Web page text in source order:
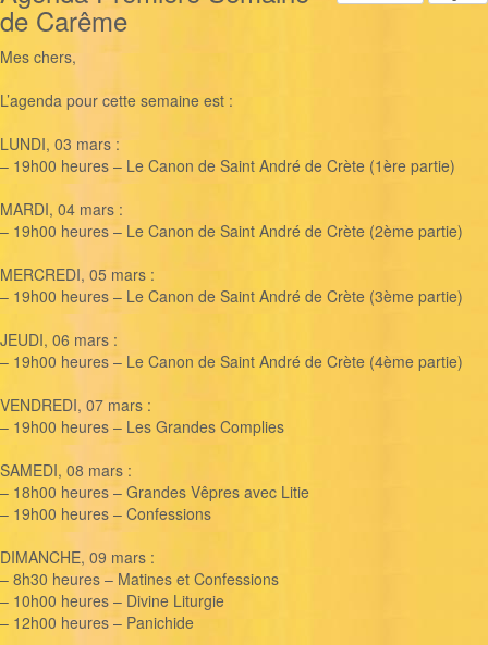
de Carême
Mes chers,
L’agenda pour cette semaine est :
LUNDI, 03 mars :
– 19h00 heures – Le Canon de Saint André de Crète (1ère partie)
MARDI, 04 mars :
– 19h00 heures – Le Canon de Saint André de Crète (2ème partie)
MERCREDI, 05 mars :
– 19h00 heures – Le Canon de Saint André de Crète (3ème partie)
JEUDI, 06 mars :
– 19h00 heures – Le Canon de Saint André de Crète (4ème partie)
VENDREDI, 07 mars :
– 19h00 heures – Les Grandes Complies
SAMEDI, 08 mars :
– 18h00 heures – Grandes Vêpres avec Litie
– 19h00 heures – Confessions
DIMANCHE, 09 mars :
– 8h30 heures – Matines et Confessions
– 10h00 heures – Divine Liturgie
– 12h00 heures – Panichide